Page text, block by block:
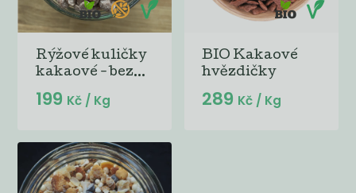
Rýžové kuličky
kakaové - bez...
199 Kč / Kg
BIO Kakaové
hvězdičky
289 Kč / Kg